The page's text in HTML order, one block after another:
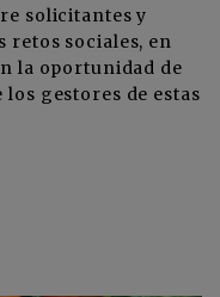
solicitantes y
retos sociales, en
la oportunidad de
gestores de estas